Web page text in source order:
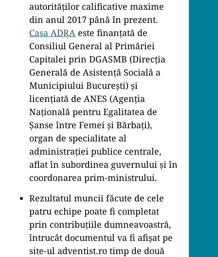
autorităților calificative maxime
din anul 2017 până în prezent.
Casa ADRA este finanțată de
Consiliul General al Primăriei
Capitalei prin DGASMB (Direcția
Generală de Asistență Socială a
Municipiului București) și
licențiată de ANES (Agenția
Națională pentru Egalitatea de
Șanse între Femei și Bărbați),
organ de specialitate al
administrației publice centrale,
aflat în subordinea guvernului și în
coordonarea prim-ministrului.
Rezultatul muncii făcute de cele
patru echipe poate fi completat
prin contribuțiile dumneavoastră,
întrucât documentul va fi afișat pe
site-ul adventist.ro timp de două